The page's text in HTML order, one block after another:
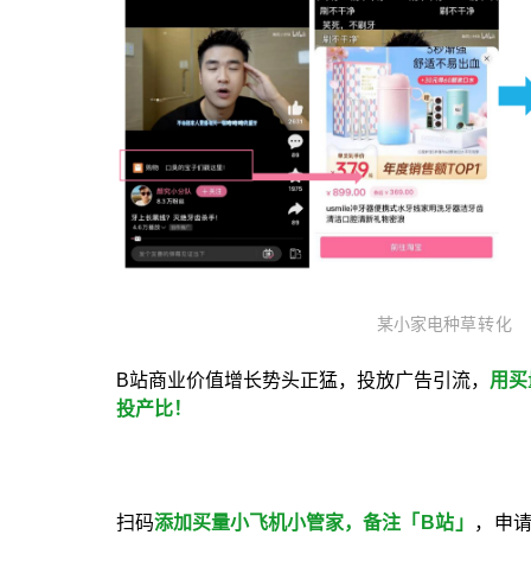
某小家电种草转化
B站商业价值增长势头正猛，投放广告引流， 用
投产比！
扫码添加买量小飞机小管家，备注 「 B站 」 ，申